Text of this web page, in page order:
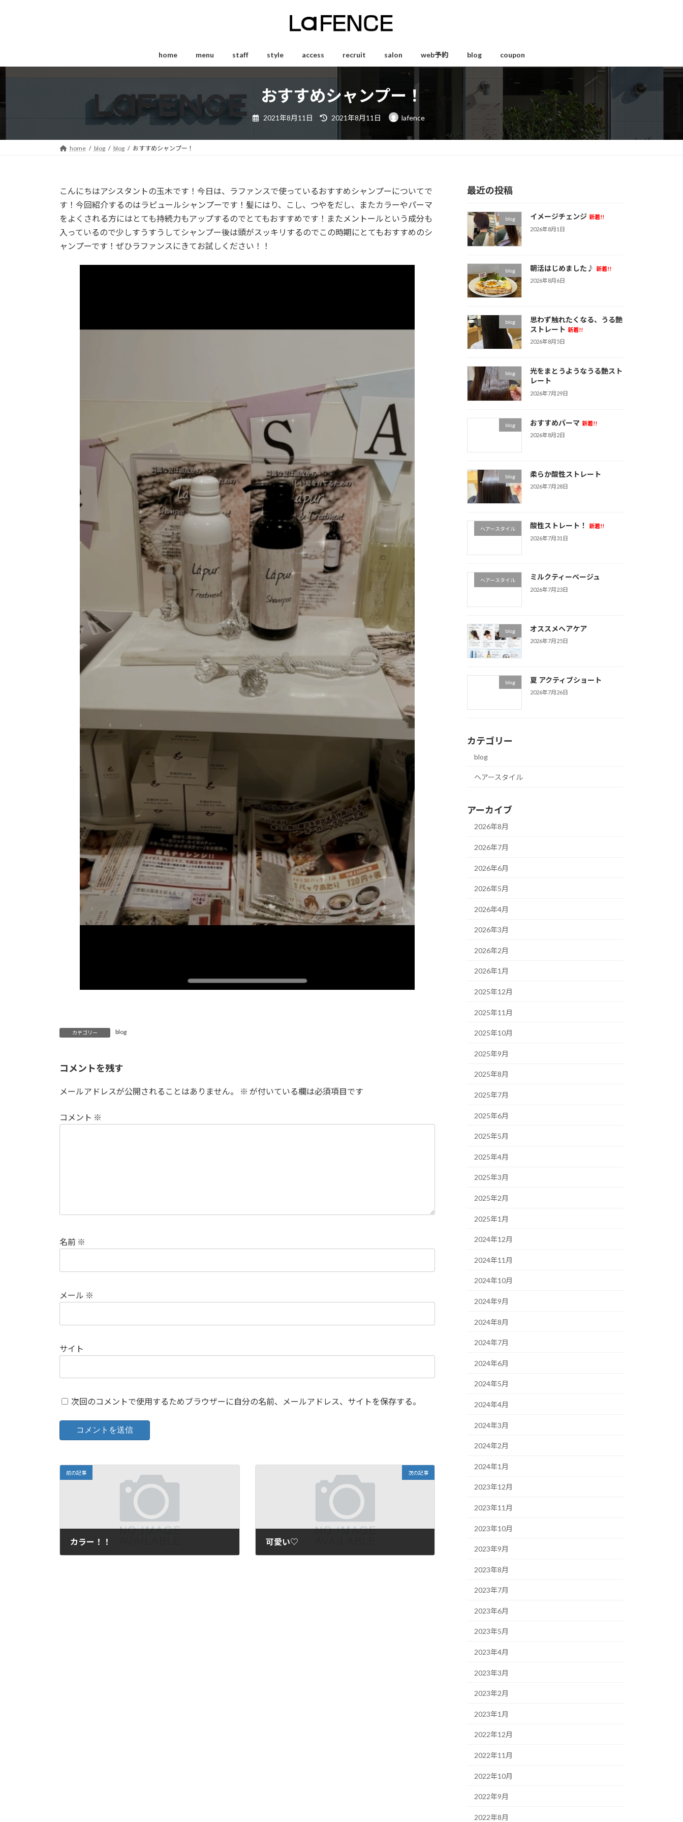
へ
ス
ッ
ョ
ン
移
home menu staff style access recruit salon web予約 blog coupon
おすすめシャンプー！
2021年8月11日
最
終
日
2021年8月11日 lafence
home blog blog おすすめシャンプー！
こんにちはアシスタントの玉木です！今日は、ラファンスで使っているおすすめシャンプーについてで
す！今回紹介するのはラピュールシャンプーです！髪にはり、こし、つやをだし、またカラーやパーマ
をよくされる方にはとても持続力もアップするのでとてもおすすめです！またメントールという成分も
入っているので少しすうすうしてシャンプー後は頭がスッキリするのでこの時期にとてもおすすめのシ
ャンプーです！ぜひラファンスにきてお試しください！！
カテゴリー blog
コメントを残す
メールアドレスが公開されることはありません。 ※ が付いている欄は必須項目です
コメント ※
名前 ※
メール ※
サイト
次回のコメントで使用するためブラウザーに自分の名前、メールアドレス、サイトを保存する。
前の記事
カラー！！
次の記事
可愛い♡
最近の投稿
blog イメージチェンジ 新着!!
2026年8月1日
blog 朝活はじめました♪
新着!!
2026年8月6日
blog
思わず触れたくなる、うる艶
ストレート 新着!!
2026年8月5日
blog
光をまとうようなうる艶スト
レート
2026年7月29日
blog おすすめパーマ 新着!!
2026年8月2日
blog 柔らか酸性ストレート
2026年7月28日
ヘアースタイル 酸性ストレート！
新着!!
2026年7月31日
ヘアースタイル ミルクティーベージュ
2026年7月23日
blog オススメヘアケア
2026年7月25日
blog 夏 アクティブショート
2026年7月26日
カテゴリー
blog
ヘアースタイル
アーカイブ
2026年8月
2026年7月
2026年6月
2026年5月
2026年4月
2026年3月
2026年2月
2026年1月
2025年12月
2025年11月
2025年10月
2025年9月
2025年8月
2025年7月
2025年6月
2025年5月
2025年4月
2025年3月
2025年2月
2025年1月
2024年12月
2024年11月
2024年10月
2024年9月
2024年8月
2024年7月
2024年6月
2024年5月
2024年4月
2024年3月
2024年2月
2024年1月
2023年12月
2023年11月
2023年10月
2023年9月
2023年8月
2023年7月
2023年6月
2023年5月
2023年4月
2023年3月
2023年2月
2023年1月
2022年12月
2022年11月
2022年10月
2022年9月
2022年8月